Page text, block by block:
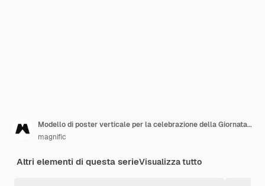
Modello di poster verticale per la celebrazione della Giornata della Terra
magnific
Altri elementi di questa serieVisualizza tutto